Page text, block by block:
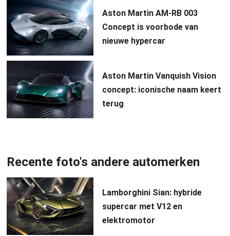
Aston Martin AM-RB 003
Concept is voorbode van
nieuwe hypercar
Aston Martin Vanquish Vision
concept: iconische naam keert
terug
Recente foto's andere automerken
Lamborghini Sian: hybride
supercar met V12 en
elektromotor